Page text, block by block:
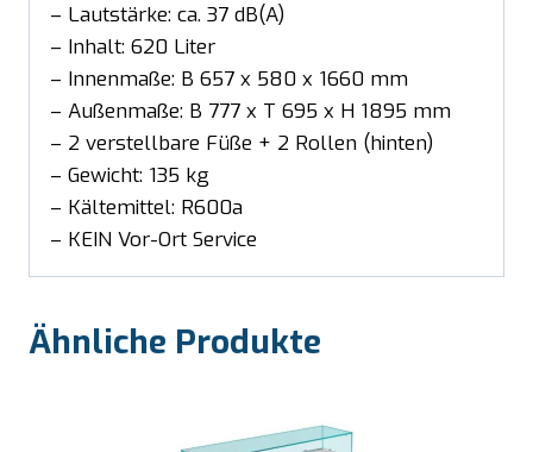
– Lautstärke: ca. 37 dB(A)
– Inhalt: 620 Liter
– Innenmaße: B 657 x 580 x 1660 mm
– Außenmaße: B 777 x T 695 x H 1895 mm
– 2 verstellbare Füße + 2 Rollen (hinten)
– Gewicht: 135 kg
– Kältemittel: R600a
– KEIN Vor-Ort Service
Ähnliche Produkte